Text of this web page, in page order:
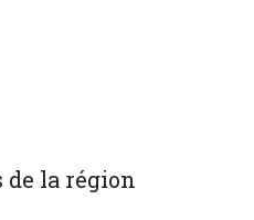
de la région